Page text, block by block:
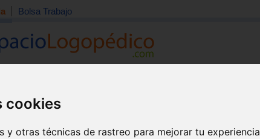
cookies
y otras técnicas de rastreo para mejorar tu
Bolsa Trabajo